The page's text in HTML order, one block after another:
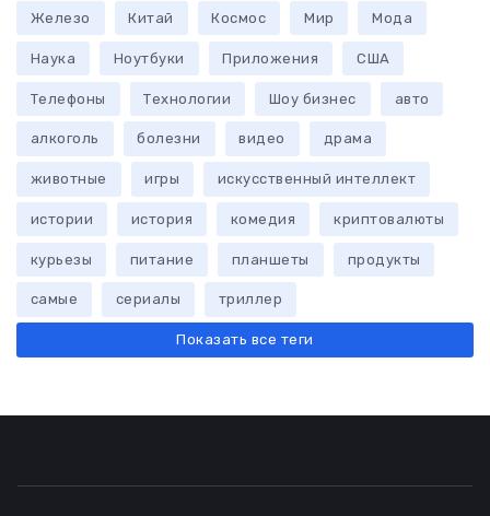
Железо Китай Космос Мир Мода
Наука Ноутбуки Приложения США
Телефоны Технологии Шоу бизнес авто
алкоголь болезни видео драма
животные игры искусственный интеллект
истории история комедия криптовалюты
курьезы питание планшеты продукты
самые сериалы триллер
Показать все теги